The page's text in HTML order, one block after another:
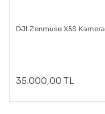
DJI Zenmuse X5S Kamera
35.000,00 TL